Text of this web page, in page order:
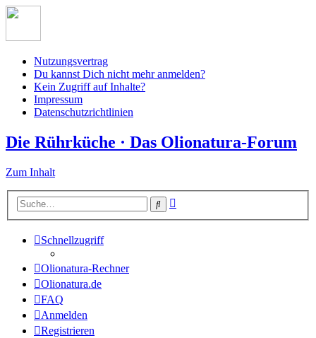
Nutzungsvertrag
Du kannst Dich nicht mehr anmelden?
Kein Zugriff auf Inhalte?
Impressum
Datenschutzrichtlinien
Die Rührküche · Das Olionatura-Forum
Zum Inhalt
Suche
Schnellzugriff
Olionatura-Rechner
Olionatura.de
FAQ
Anmelden
Registrieren